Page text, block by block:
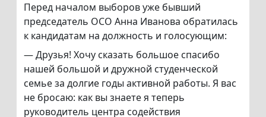
Перед началом выборов уже бывший
председатель ОСО Анна Иванова обратилась
к кандидатам на должность и голосующим:
— Друзья! Хочу сказать большое спасибо
нашей большой и дружной студенческой
семье за долгие годы активной работы. Я вас
не бросаю: как вы знаете я теперь
руководитель центра содействия